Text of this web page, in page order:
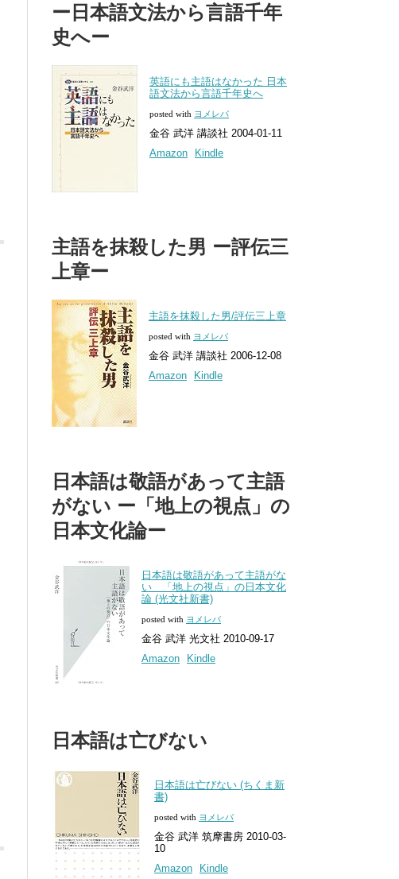
ー日本語文法から言語千年
史へー
英語にも主語はなかった 日本
語文法から言語千年史へ
posted with ヨメレバ
金谷 武洋 講談社 2004-01-11
Amazon
Kindle
主語を抹殺した男 ー評伝三
上章ー
主語を抹殺した男/評伝三上章
posted with ヨメレバ
金谷 武洋 講談社 2006-12-08
Amazon
Kindle
日本語は敬語があって主語
がない ー「地上の視点」の
日本文化論ー
日本語は敬語があって主語がな
い 「地上の視点」の日本文化
論 (光文社新書)
posted with ヨメレバ
金谷 武洋 光文社 2010-09-17
Amazon
Kindle
日本語は亡びない
日本語は亡びない (ちくま新
書)
posted with ヨメレバ
金谷 武洋 筑摩書房 2010-03-
10
Amazon
Kindle